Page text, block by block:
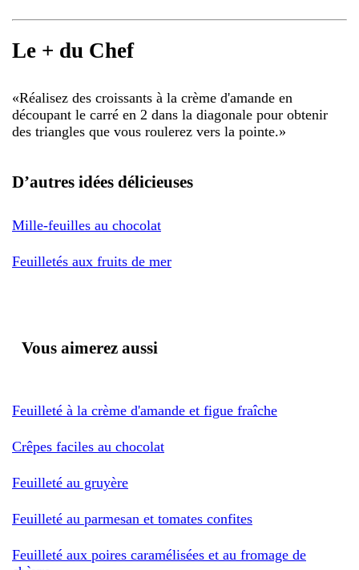
Le + du Chef
«Réalisez des croissants à la crème d'amande en
découpant le carré en 2 dans la diagonale pour obtenir
des triangles que vous roulerez vers la pointe.»
D’autres idées délicieuses
Mille-feuilles au chocolat
Feuilletés aux fruits de mer
Vous aimerez aussi
Feuilleté à la crème d'amande et figue fraîche
Crêpes faciles au chocolat
Feuilleté au gruyère
Feuilleté au parmesan et tomates confites
Feuilleté aux poires caramélisées et au fromage de